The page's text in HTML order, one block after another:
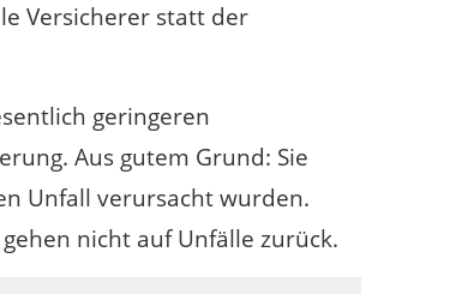
Versicherer statt der
geringeren
Aus gutem Grund: Sie
Unfall verursacht wurden.
nicht auf Unfälle zurück.